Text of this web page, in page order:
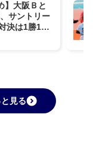
】大阪Ｂと
サントリー
決は1勝1敗
見る